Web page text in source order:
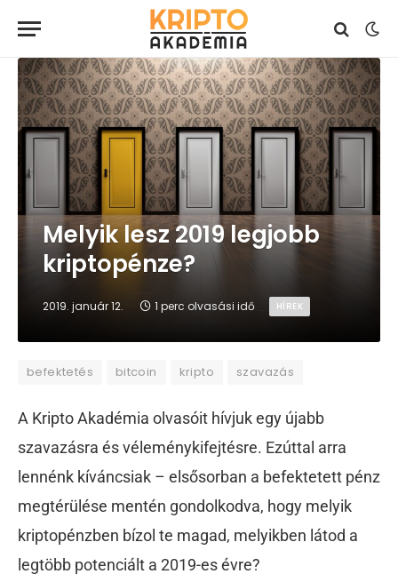
Melyik lesz 2019 legjobb
kriptopénze?
2019. január 12. 1 perc olvasási idő HÍREK
befektetés bitcoin kripto szavazás
A Kripto Akadémia olvasóit hívjuk egy újabb
szavazásra és véleménykifejtésre. Ezúttal arra
lennénk kíváncsiak – elsősorban a befektetett pénz
megtérülése mentén gondolkodva, hogy melyik
kriptopénzben bízol te magad, melyikben látod a
legtöbb potenciált a 2019-es évre?